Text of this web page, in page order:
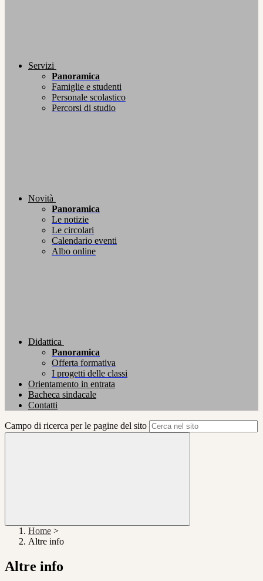
Servizi
Panoramica
Famiglie e studenti
Personale scolastico
Percorsi di studio
Novità
Panoramica
Le notizie
Le circolari
Calendario eventi
Albo online
Didattica
Panoramica
Offerta formativa
I progetti delle classi
Orientamento in entrata
Bacheca sindacale
Contatti
Campo di ricerca per le pagine del sito
Home >
Altre info
Altre info